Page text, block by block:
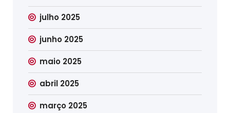
julho 2025
junho 2025
maio 2025
abril 2025
março 2025